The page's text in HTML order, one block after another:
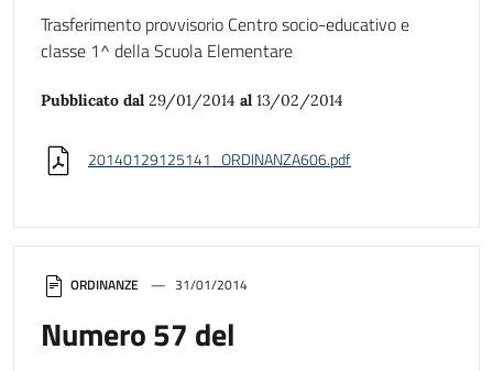
ORDINANZE 31/01/2014
Numero 57 del
Trasferimento provvisorio Centro socio-educativo e
classe 1^ della Scuola Elementare
Pubblicato dal 29/01/2014 al 13/02/2014
20140129125141_ORDINANZA606.pdf